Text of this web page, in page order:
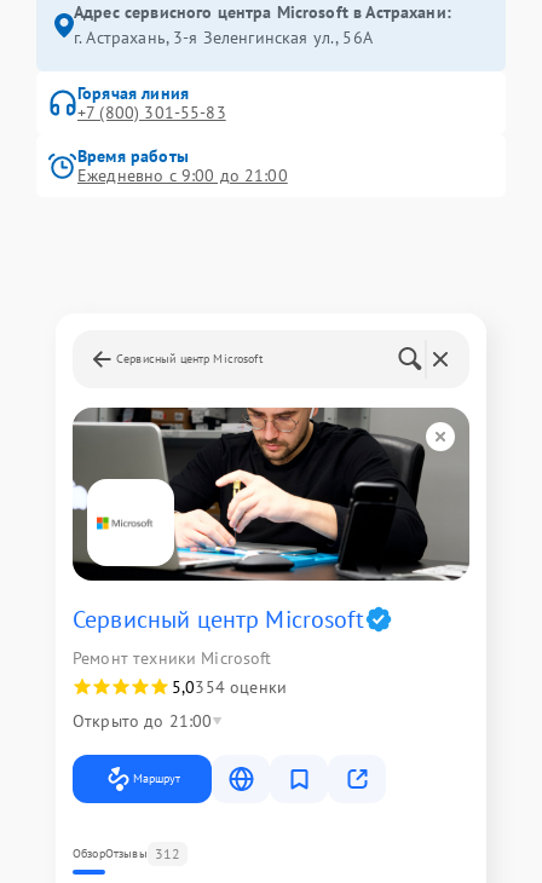
Адрес сервисного центра Microsoft в Астрахани:
г. Астрахань, 3-я Зеленгинская ул., 56А
Горячая линия
+7 (800) 301-55-83
Время работы
Ежедневно с 9:00 до 21:00
Сервисный центр Microsoft
Сервисный центр Microsoft
Ремонт техники Microsoft
5,0354 оценки
Открыто до 21:00
Маршрут
ОбзорОтзывы 312